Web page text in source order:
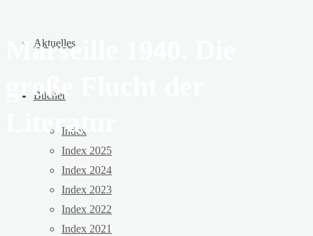
Aktuelles
Bücher
Index
Index 2025
Index 2024
Index 2023
Index 2022
Index 2021
Marseille 1940. Die
große Flucht der
Literatur